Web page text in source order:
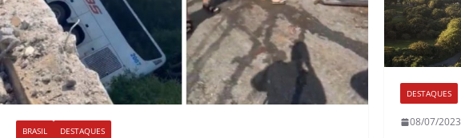
BRASIL DESTAQUES
DESTAQUES
08/07/2023